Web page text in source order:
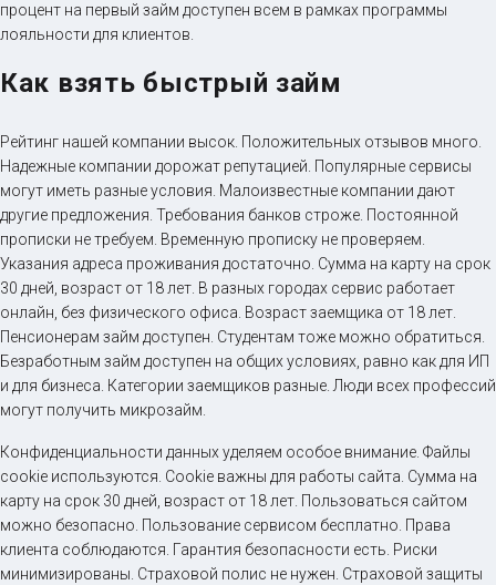
процент на первый займ доступен всем в рамках программы
лояльности для клиентов.
Как взять быстрый займ
Рейтинг нашей компании высок. Положительных отзывов много.
Надежные компании дорожат репутацией. Популярные сервисы
могут иметь разные условия. Малоизвестные компании дают
другие предложения. Требования банков строже. Постоянной
прописки не требуем. Временную прописку не проверяем.
Указания адреса проживания достаточно. Сумма на карту на срок
30 дней, возраст от 18 лет. В разных городах сервис работает
онлайн, без физического офиса. Возраст заемщика от 18 лет.
Пенсионерам займ доступен. Студентам тоже можно обратиться.
Безработным займ доступен на общих условиях, равно как для ИП
и для бизнеса. Категории заемщиков разные. Люди всех профессий
могут получить микрозайм.
Конфиденциальности данных уделяем особое внимание. Файлы
cookie используются. Cookie важны для работы сайта. Сумма на
карту на срок 30 дней, возраст от 18 лет. Пользоваться сайтом
можно безопасно. Пользование сервисом бесплатно. Права
клиента соблюдаются. Гарантия безопасности есть. Риски
минимизированы. Страховой полис не нужен. Страховой защиты